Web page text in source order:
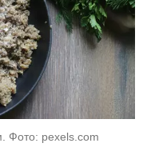
Фото: pexels.com